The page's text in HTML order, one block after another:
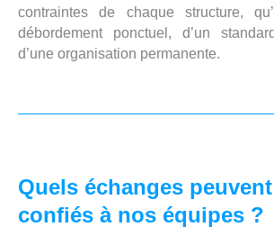
contraintes de chaque structure,
débordement ponctuel, d’un
d’une organisation permanente.
Quels échanges
confiés à nos équipes ?